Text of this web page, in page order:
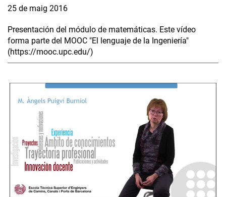
25 de maig 2016
Presentación del módulo de matemáticas. Este vídeo
forma parte del MOOC "El lenguaje de la Ingeniería"
(https://mooc.upc.edu/)